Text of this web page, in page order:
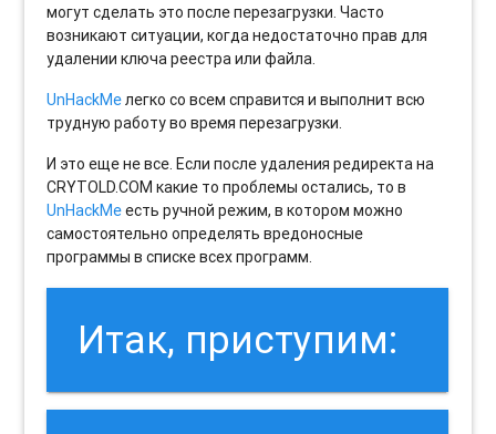
могут сделать это после перезагрузки. Часто
возникают ситуации, когда недостаточно прав для
удалении ключа реестра или файла.
UnHackMeлегко со всем справится и выполнит всю
трудную работу во время перезагрузки.
И это еще не все. Если после удаления редиректа на
CRYTOLD.COM какие то проблемы остались, то в
UnHackMeесть ручной режим, в котором можно
самостоятельно определять вредоносные
программы в списке всех программ.
Итак, приступим: